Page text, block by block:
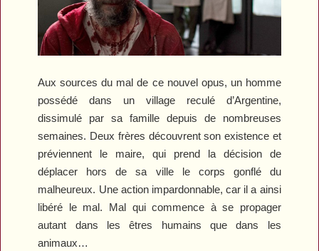
Aux sources du mal de ce nouvel opus, un homme
possédé dans un village reculé d’Argentine,
dissimulé par sa famille depuis de nombreuses
semaines. Deux frères découvrent son existence et
préviennent le maire, qui prend la décision de
déplacer hors de sa ville le corps gonflé du
malheureux. Une action impardonnable, car il a ainsi
libéré le mal. Mal qui commence à se propager
autant dans les êtres humains que dans les
animaux…